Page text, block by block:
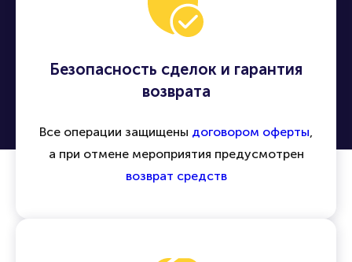
Безопасность сделок и гарантия
возврата
Все операции защищены договором оферты,
а при отмене мероприятия предусмотрен
возврат средств